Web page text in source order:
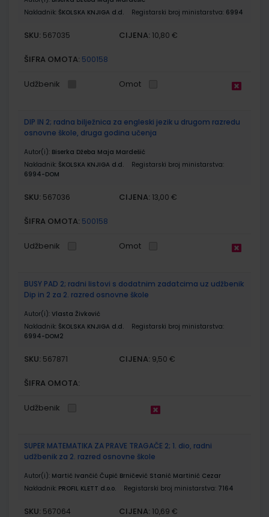
Nakladnik: ŠKOLSKA KNJIGA d.d. Registarski broj ministarstva: 6994
SKU: 567035 CIJENA: 10,80 €
ŠIFRA OMOTA: 500158
Udžbenik Omot
DIP IN 2; radna bilježnica za engleski jezik u drugom razredu
osnovne škole, druga godina učenja
Autor(i): Biserka Džeba Maja Mardešić
Nakladnik: ŠKOLSKA KNJIGA d.d.
Registarski broj ministarstva:
6994-DOM
SKU: 567036 CIJENA: 13,00 €
ŠIFRA OMOTA: 500158
Udžbenik Omot
BUSY PAD 2; radni listovi s dodatnim zadatcima uz udžbenik
Dip in 2 za 2. razred osnovne škole
Autor(i): Vlasta Živković
Nakladnik: ŠKOLSKA KNJIGA d.d.
Registarski broj ministarstva:
6994-DOM2
SKU: 567871 CIJENA: 9,50 €
ŠIFRA OMOTA:
Udžbenik
SUPER MATEMATIKA ZA PRAVE TRAGAČE 2; 1. dio, radni
udžbenik za 2. razred osnovne škole
Autor(i): Martić Ivančić Čupić Brničević Stanić Martinić Cezar
Nakladnik: PROFIL KLETT d.o.o. Registarski broj ministarstva: 7164
SKU: 567064 CIJENA: 10,69 €